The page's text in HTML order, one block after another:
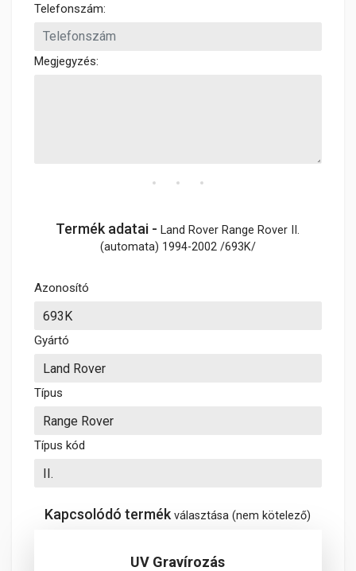
Telefonszám:
Megjegyzés:
Termék adatai -Land Rover Range Rover II.
(automata) 1994-2002 /693K/
Azonosító
Gyártó
Típus
Típus kód
Kapcsolódó termékválasztása (nem kötelező)
UV Gravírozás